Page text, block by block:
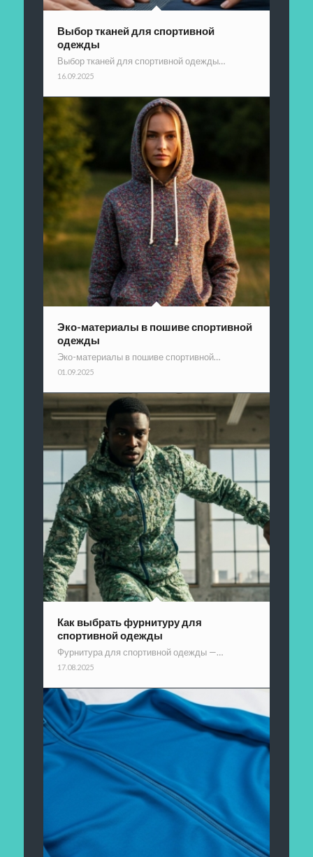
Выбор тканей для спортивной
одежды
Выбор тканей для спортивной одежды…
16.09.2025
Эко-материалы в пошиве спортивной
одежды
Эко-материалы в пошиве спортивной…
01.09.2025
Как выбрать фурнитуру для
спортивной одежды
Фурнитура для спортивной одежды —…
17.08.2025